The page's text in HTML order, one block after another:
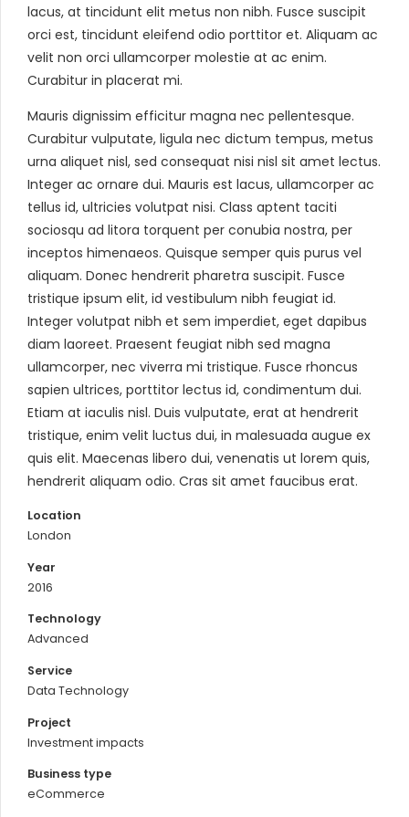
lacus, at tincidunt elit metus non nibh. Fusce suscipit
orci est, tincidunt eleifend odio porttitor et. Aliquam ac
velit non orci ullamcorper molestie at ac enim.
Curabitur in placerat mi.
Mauris dignissim efficitur magna nec pellentesque.
Curabitur vulputate, ligula nec dictum tempus, metus
urna aliquet nisl, sed consequat nisi nisl sit amet lectus.
Integer ac ornare dui. Mauris est lacus, ullamcorper ac
tellus id, ultricies volutpat nisi. Class aptent taciti
sociosqu ad litora torquent per conubia nostra, per
inceptos himenaeos. Quisque semper quis purus vel
aliquam. Donec hendrerit pharetra suscipit. Fusce
tristique ipsum elit, id vestibulum nibh feugiat id.
Integer volutpat nibh et sem imperdiet, eget dapibus
diam laoreet. Praesent feugiat nibh sed magna
ullamcorper, nec viverra mi tristique. Fusce rhoncus
sapien ultrices, porttitor lectus id, condimentum dui.
Etiam at iaculis nisl. Duis vulputate, erat at hendrerit
tristique, enim velit luctus dui, in malesuada augue ex
quis elit. Maecenas libero dui, venenatis ut lorem quis,
hendrerit aliquam odio. Cras sit amet faucibus erat.
Location
London
Year
2016
Technology
Advanced
Service
Data Technology
Project
Investment impacts
Business type
eCommerce